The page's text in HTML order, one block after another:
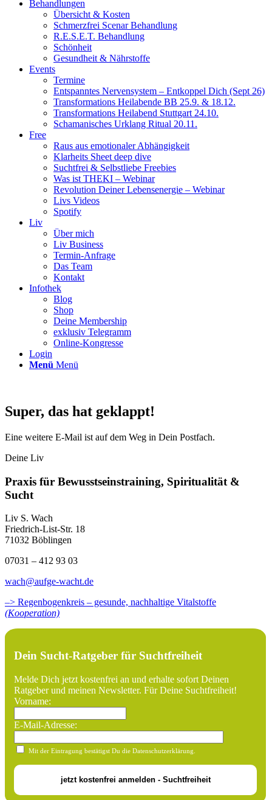
Behandlungen
Übersicht & Kosten
Schmerzfrei Scenar Behandlung
R.E.S.E.T. Behandlung
Schönheit
Gesundheit & Nährstoffe
Events
Termine
Entspanntes Nervensystem – Entkoppel Dich (Sept 26)
Transformations Heilabende BB 25.9. & 18.12.
Transformations Heilabend Stuttgart 24.10.
Schamanisches Urklang Ritual 20.11.
Free
Raus aus emotionaler Abhängigkeit
Klarheits Sheet deep dive
Suchtfrei & Selbstliebe Freebies
Was ist THEKI – Webinar
Revolution Deiner Lebensenergie – Webinar
Livs Videos
Spotify
Liv
Über mich
Liv Business
Termin-Anfrage
Das Team
Kontakt
Infothek
Blog
Shop
Deine Membership
exklusiv Telegramm
Online-Kongresse
Login
Menü Menü
Super, das hat geklappt!
Eine weitere E-Mail ist auf dem Weg in Dein Postfach.
Deine Liv
Praxis für Bewusstseinstraining, Spiritualität &
Sucht
Liv S. Wach
Friedrich-List-Str. 18
71032 Böblingen
07031 – 412 93 03
wach@aufge-wacht.de
–> Regenbogenkreis – gesunde, nachhaltige Vitalstoffe
(Kooperation)
Dein Sucht-Ratgeber für Suchtfreiheit
Melde Dich jetzt kostenfrei an und erhalte sofort Deinen
Ratgeber und meinen Newsletter. Für Deine Suchtfreiheit!
Vorname:
E-Mail-Adresse:
Mit der Eintragung bestätigst Du die Datenschutzerklärung.